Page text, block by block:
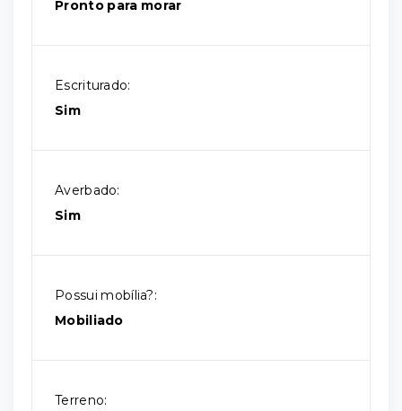
Pronto para morar
Escriturado:
Sim
Averbado:
Sim
Possui mobília?:
Mobiliado
Terreno: